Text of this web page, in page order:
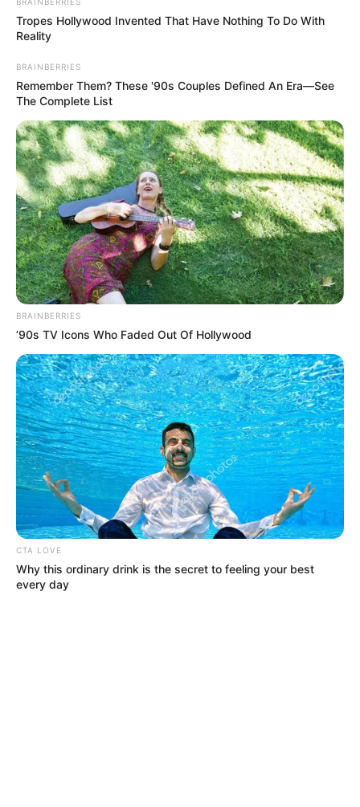
LEA TAMBIÉN
Error en hoja de vida saldría caro:
chambonada le costaría hasta 10
años de cana
Tecnología y accesibilidad digital
toman fuerza
La accesibilidad digital empieza a convertirse en una
herramienta clave dentro de las empresas. Laadaptación
de plataformas, procesos de selección y herramientas
tecnológicaspermite que personas con discapacidad
física, sensorial o intelectual puedan desempeñar sus
labores con mayor autonomía.
Además, el crecimiento de los perfiles tecnológicos en
Colombia abre una nueva posibilidad para fortalecer la
formación en competencias digitales y ampliar el acceso
a empleos de mejor calidad.
Expertos consideran que estas medidas también generan
beneficios para las organizaciones, porque mejoran la
experiencia de uso, la productividad y la competitividad
empresarial.
Tropes Hollywood Invented That Have Nothing To Do With
Reality
BRAINBERRIES
Remember Them? These '90s Couples Defined An Era—See
The Complete List
BRAINBERRIES
’90s TV Icons Who Faded Out Of Hollywood
CTA LOVE
Why this ordinary drink is the secret to feeling your best
every day